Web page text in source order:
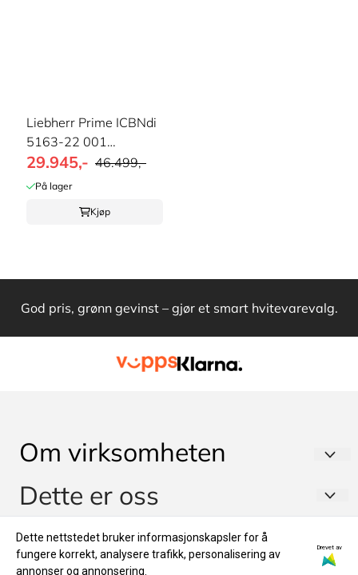
Liebherr Prime ICBNdi
5163-22 001
Kjøleskap med ...
29.945,- 46.499,-
På lager
Kjøp
God pris, grønn gevinst – gjør et smart hvitevarevalg.
Om virksomheten
HVITEVARETEKNIKK AS
Postboks 120
1483 HAGAN
Dette er oss
Info
Om oss
Dette nettstedet bruker informasjonskapsler for å
fungere korrekt, analysere trafikk, personalisering av
annonser og annonsering.
Drevet av